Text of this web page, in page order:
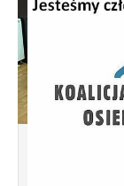
Spotkanie
budowy